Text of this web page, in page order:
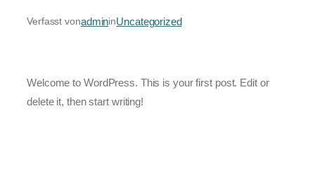
Verfasst vonadmininUncategorized
Welcome to WordPress. This is your first post. Edit or
delete it, then start writing!